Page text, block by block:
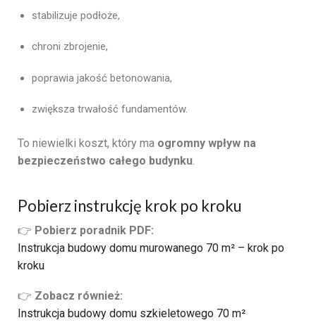
stabilizuje podłoże,
chroni zbrojenie,
poprawia jakość betonowania,
zwiększa trwałość fundamentów.
To niewielki koszt, który ma ogromny wpływ na
bezpieczeństwo całego budynku.
Pobierz instrukcję krok po kroku
👉 Pobierz poradnik PDF:
Instrukcja budowy domu murowanego 70 m² – krok po
kroku
👉 Zobacz również:
Instrukcja budowy domu szkieletowego 70 m²